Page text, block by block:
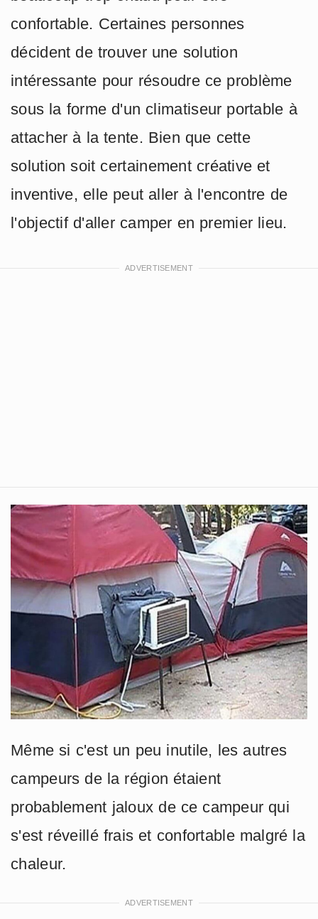
confortable. Certaines personnes
décident de trouver une solution
intéressante pour résoudre ce problème
sous la forme d'un climatiseur portable à
attacher à la tente. Bien que cette
solution soit certainement créative et
inventive, elle peut aller à l'encontre de
l'objectif d'aller camper en premier lieu.
Même si c'est un peu inutile, les autres
campeurs de la région étaient
probablement jaloux de ce campeur qui
s'est réveillé frais et confortable malgré la
chaleur.